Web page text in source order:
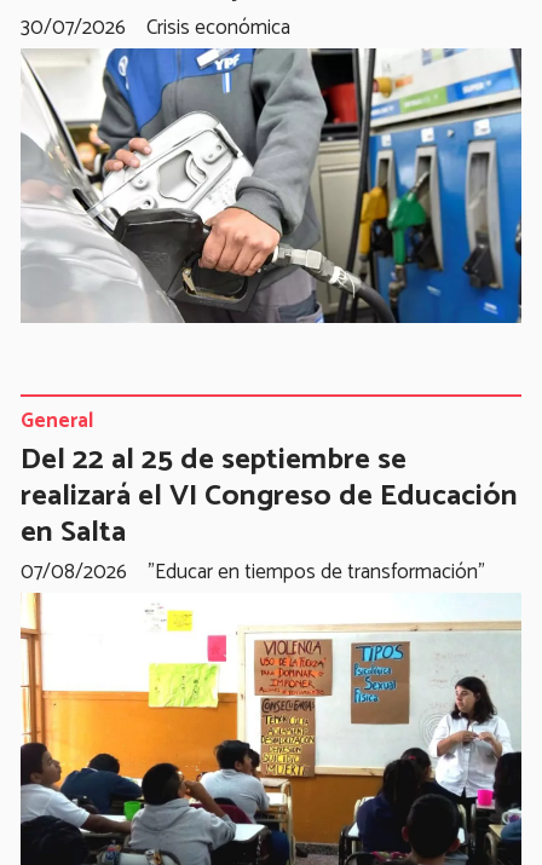
Crisis económica
30/07/2026
Del 22 al 25 de septiembre se
realizará el VI Congreso de Educación
en Salta
"Educar en tiempos de transformación"
General
07/08/2026